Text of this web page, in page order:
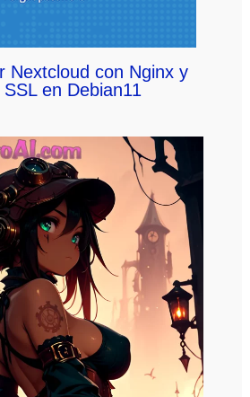
Nextcloud con Nginx y
SSL en Debian11